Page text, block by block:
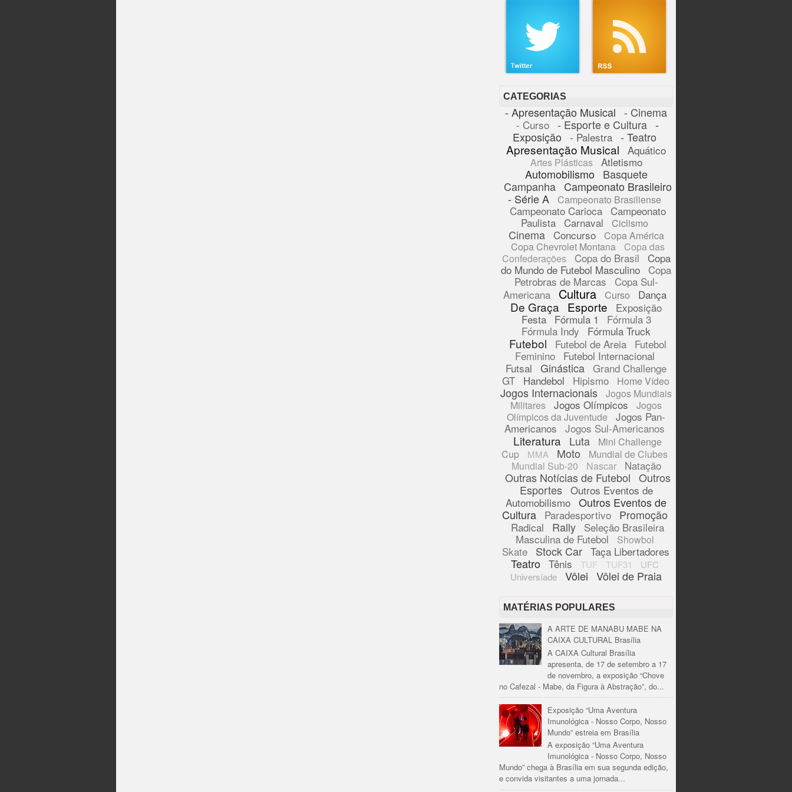
CATEGORIAS
- Apresentação Musical - Cinema
- Curso - Esporte e Cultura -
Exposição - Palestra - Teatro
Apresentação Musical Aquático
Artes Plásticas Atletismo
Automobilismo
Basquete
Campanha Campeonato Brasileiro
- Série A
Campeonato Brasiliense
Campeonato Carioca
Campeonato
Paulista Carnaval Ciclismo
Cinema Concurso
Copa América
Copa Chevrolet Montana
Copa das
Confederações
Copa do Brasil Copa
do Mundo de Futebol Masculino Copa
Petrobras de Marcas
Copa Sul-
Americana
Cultura Curso Dança
De Graça Esporte
Exposição
Festa
Fórmula 1
Fórmula 3
Fórmula Indy
Fórmula Truck
Futebol Futebol de Areia
Futebol
Feminino
Futebol Internacional
Futsal Ginástica Grand Challenge
GT Handebol Hipismo Home Vídeo
Jogos Internacionais
Jogos Mundiais
Militares
Jogos Olímpicos
Jogos
Olímpicos da Juventude
Jogos Pan-
Americanos Jogos Sul-Americanos
Literatura Luta
Mini Challenge
Cup
MMA Moto
Mundial de Clubes
Mundial Sub-20
Nascar Natação
Outras Notícias de Futebol Outros
Esportes Outros Eventos de
Automobilismo Outros Eventos de
Cultura
Paradesportivo Promoção
Radical Rally Seleção Brasileira
Masculina de Futebol
Showbol
Skate Stock Car Taça Libertadores
Teatro Tênis TUF TUF31
UFC
Universíade
Vôlei Vôlei de Praia
MATÉRIAS POPULARES
A ARTE DE MANABU MABE NA
CAIXA CULTURAL Brasília
A CAIXA Cultural Brasília
apresenta, de 17 de setembro a 17
de novembro, a exposição “Chove
no Cafezal - Mabe, da Figura à Abstração”, do...
Exposição “Uma Aventura
Imunológica - Nosso Corpo, Nosso
Mundo” estreia em Brasília
A exposição “Uma Aventura
Imunológica - Nosso Corpo, Nosso
Mundo” chega à Brasília em sua segunda edição,
e convida visitantes a uma jornada...